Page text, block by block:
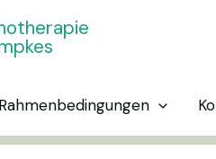
Rahmenbedingungen